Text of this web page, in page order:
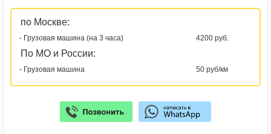
по Москве:
- Грузовая машина (на 3 часа) 4200 руб.
По МО и России:
- Грузовая машина 50 руб/км